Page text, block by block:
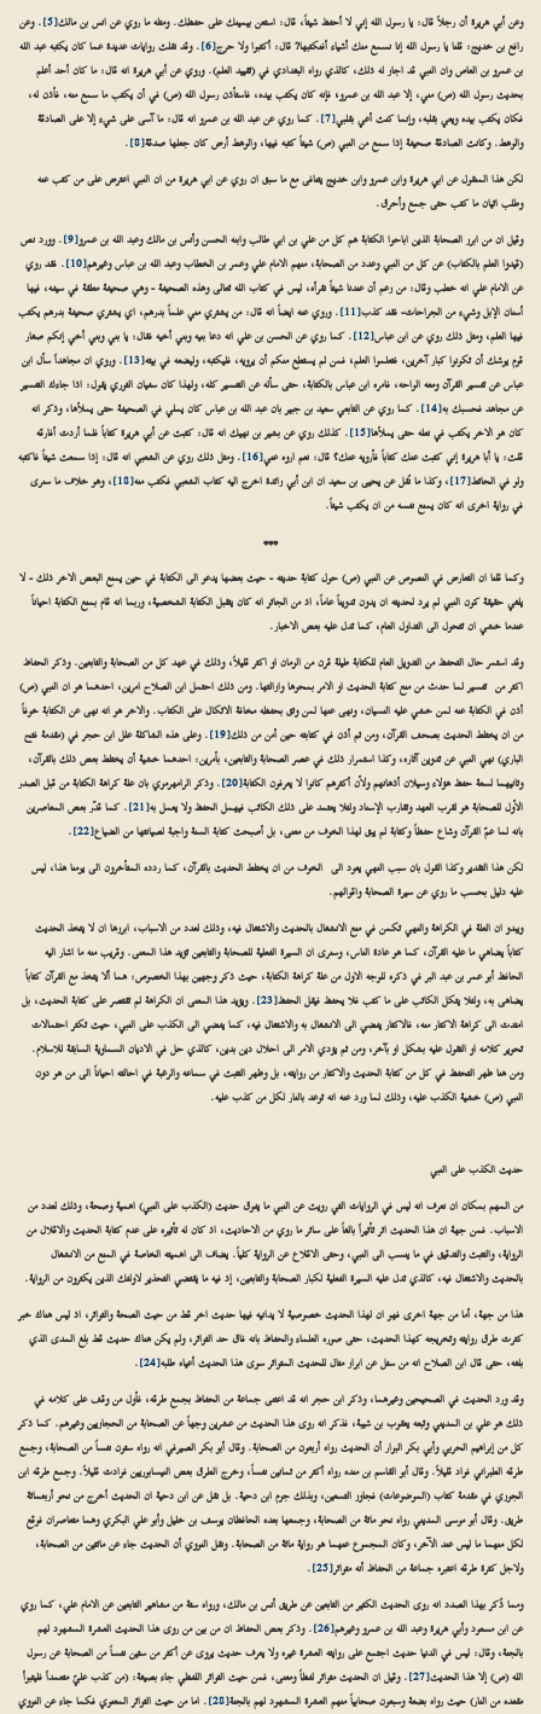
وعن أبي هريرة أن رجلاً قال: يا رسول الله إني لا أحفظ شيئاً، قال: استعن بيمينك على حفظك. ومثله ما روي عن انس بن مالك[5]
. وعن
رافع بن خديج: قلنا يا رسول الله إنا نسمع منك أشياء أفنكتبها? قال: أكتبوا ولا حرج[6]
. وقد نقلت روايات عديدة عما كان يكتبه عبد الله
بن عمرو بن العاص وان النبي قد اجاز له ذلك، كالذي رواه البغدادي في (تقييد العلم). وروي عن أبي هريرة انه قال: ما كان أحد أعلم
بحديث رسول الله (ص) مني، إلا عبد الله بن عمرو؛ فإنه كان يكتب بيده، فاستأذن رسول الله (ص) في أن يكتب ما سمع منه، فأذن له،
فكان يكتب بيده ويعي بقلبه، وإنما كنت أعي بقلبي[7]
. كما روي عن عبد الله بن عمرو انه قال: ما آسى على شيء إلا على الصادقة
والوهط. وكانت الصادقة صحيفة إذا سمع من النبي (ص) شيئاً كتبه فيها، والوهط أرض كان جعلها صدقة[8]
.
لكن هذا المنقول عن ابي هريرة وابن عمرو وابن خديج يتنافى مع ما سبق ان روي عن ابي هريرة من ان النبي اعترض على من كتب عنه
وطلب اتيان ما كتب حتى جمع وأحرق.
وقيل ان من ابرز الصحابة الذين اباحوا الكتابة هم كل من علي بن ابي طالب وابنه الحسن وأنس بن مالك وعبد الله بن عمرو[9]
. وورد نص
(قيدوا العلم بالكتاب) عن كل من النبي وعدد من الصحابة، منهم الامام علي وعمر بن الخطاب وعبد الله بن عباس وغيرهم[10]
. فقد روي
عن الامام علي انه خطب وقال: من زعم أن عندنا شيئاً نقرأه، ليس في كتاب الله تعالى وهذه الصحيفة - وهي صحيفة معلقة في سيفه، فيها
أسنان الإبل وشيء من الجراحات- فقد كذب[11]
. وروي عنه ايضاً انه قال: من يشتري مني علماً بدرهم، اي يشتري صحيفة بدرهم يكتب
فيها العلم، ومثل ذلك روي عن ابن عباس[12]
. كما روي عن الحسن بن علي انه دعا بنيه وبني أخيه فقال: يا بني وبني أخي إنكم صغار
قوم يوشك أن تكونوا كبار آخرين، فتعلموا العلم؛ فمن لم يستطع منكم أن يرويه، فليكتبه، وليضعه في بيته[13]
. وروي ان مجاهداً سأل ابن
عباس عن تفسير القرآن ومعه الواحه، فامره ابن عباس بالكتابة، حتى سأله عن التفسير كله، ولهذا كان سفيان الثوري يقول: اذا جاءك التفسير
عن مجاهد فحسبك به[14]
. كما روي عن التابعي سعيد بن جبير بان عبد الله بن عباس كان يملي في الصحيفة حتى يملأها، وذكر انه
كان هو الاخر يكتب في نعله حتى يملأها[15]
. كذلك روي عن بشير بن نهيك انه قال: كتبت عن أبي هريرة كتاباً فلما أردت أفارقه
قلت: يا أبا هريرة إني كتبت عنك كتاباً فأرويه عنك؟ قال: نعم اروه عني[16]
. ومثل ذلك روي عن الشعبي انه قال: إذا سمعت شيئاً فاكتبه
ولو في الحائط[17] ، وكذا ما نُقل عن يحيى بن سعيد ان ابن أبي زائدة اخرج اليه كتاب الشعبي فكتب منه[18]
، وهو خلاف ما سنرى
في رواية اخرى انه كان يمنع نفسه من ان يكتب شيئاً.
***
وكما قلنا ان التعارض في النصوص عن النبي (ص) حول كتابة حديثه - حيث بعضها يدعو الى الكتابة في حين يمنع البعض الاخر ذلك - لا
يلغي حقيقة كون النبي لم يرد لحديثه ان يدون تدويناً عاماً، اذ من الجائز انه كان يتقبل الكتابة الشخصية، وربما انه قام بمنع الكتابة احياناً
عندما خشي ان تتحول الى التداول العام، كما تدل عليه بعض الاخبار.
وقد استمر حال التحفظ من التدويل العام للكتابة طيلة قرن من الزمان او اكثر قليلاً، وذلك في عهد كل من الصحابة والتابعين. وذكر الحفاظ
اكثر من تفسير لما حدث من منع كتابة الحديث او الامر بمحوها وازالتها. ومن ذلك احتمل ابن الصلاح امرين، احدهما هو ان النبي (ص)
أذن في الكتابة عنه لمن خشي عليه النسيان، ونهى عنها لمن وثق بحفظه مخافة الاتكال على الكتاب. والاخر هو انه نهى عن الكتابة خوفاً
من ان يختلط الحديث بصحف القرآن، ومن ثم أذن في كتابته حين أمن من ذلك[19]
. وعلى هذه الشاكلة علل ابن حجر في (مقدمة فتح
الباري) نهي النبي عن تدوين آثاره، وكذا استمرار ذلك في عصر الصحابة والتابعين، بأمرين: احدهما خشية أن يختلط بعض ذلك بالقرآن،
وثانيهما لسعة حفظ هؤلاء وسيلان أذهانهم ولأن أكثرهم كانوا لا يعرفون الكتابة[20]
. وذكر الرامهرمزي بان علة كراهة الكتابة من قبل الصدر
الأول للصحابة هو لقرب العهد وتقارب الإسناد ولئلا يعتمد على ذلك الكاتب فيهمل الحفظ ولا يعمل به[21]
. كما قدّر بعض المعاصرين
بانه لما عمّ القرآن وشاع حفظاً وكتابة لم يبق لهذا الخوف من معنى، بل أصبحت كتابة السنة واجبة لصيانتها من الضياع[22]
.
لكن هذا التقدير وكذا القول بان سبب النهي يعود الى الخوف من ان يختلط الحديث بالقرآن، كما ردده المتأخرون الى يومنا هذا، ليس
عليه دليل بحسب ما روي عن سيرة الصحابة واقوالهم.
ويبدو ان العلة في الكراهة والنهي تكمن في منع الانشغال بالحديث والاشتغال فيه، وذلك لعدد من الاسباب، ابرزها ان لا يتخذ الحديث
كتاباً يضاهي ما عليه القرآن، كما هو عادة الناس، وسنرى ان السيرة الفعلية للصحابة والتابعين تؤيد هذا المعنى. وقريب منه ما اشار اليه
الحافظ أبو عمر بن عبد البر في ذكره للوجه الاول من علة كراهة الكتابة، حيث ذكر وجهين بهذا الخصوص: هما ألا يتخذ مع القرآن كتاباً
يضاهى به، ولئلا يتكل الكاتب على ما كتب فلا يحفظ فيقل الحفظ[23]
. ويؤيد هذا المعنى ان الكراهة لم تقتصر على كتابة الحديث، بل
امتدت الى كراهة الاكثار منه، فالاكثار يفضي الى الانشغال به والاشتغال فيه، كما يفضي الى الكذب على النبي، حيث تكثر احتمالات
تحوير كلامه او التقول عليه بشكل او بآخر، ومن ثم يؤدي الامر الى احلال دين بدين، كالذي حل في الاديان السماوية السابقة للاسلام.
ومن هنا ظهر التحفظ في كل من كتابة الحديث والاكثار من روايته، بل وظهر التثبت في سماعه والرغبة في احالته احياناً الى من هو دون
النبي (ص) خشية الكذب عليه، وذلك لما ورد عنه انه توعد بالنار لكل من كذب عليه.
حديث الكذب على النبي
من المهم بمكان ان نعرف انه ليس في الروايات التي رويت عن النبي ما يفوق حديث (الكذب على النبي) اهمية وصحة، وذلك لعدد من
الاسباب. فمن جهة ان هذا الحديث اثر تأثيراً بالغاً على سائر ما روي من الاحاديث، اذ كان له تأثيره على عدم كتابة الحديث والاقلال من
الرواية، والتثبت والتدقيق في ما ينسب الى النبي، وحتى الاقلاع عن الرواية كلياً. يضاف الى اهميته الخاصة في المنع من الانشغال
بالحديث والاشتغال فيه، كالذي تدل عليه السيرة الفعلية لكبار الصحابة والتابعين، إذ فيه ما يقتضي التحذير لاولئك الذين يكثرون من الرواية.
هذا من جهة، أما من جهة اخرى فهو ان لهذا الحديث خصوصية لا يدانيه فيها حديث اخر قط من حيث الصحة والتواتر، اذ ليس هناك خبر
كثرت طرق روايته وتخريجه كهذا الحديث، حتى صوره العلماء والحفاظ بانه فاق حد التواتر، ولم يكن هناك حديث قط بلغ المدى الذي
بلغه، حتى قال ابن الصلاح انه من سئل عن ابراز مثال للحديث المتواتر سوى هذا الحديث أعياه طلبه[24]
.
وقد ورد الحديث في الصحيحين وغيرهما، وذكر ابن حجر انه قد اعتنى جماعة من الحفاظ بجمع طرقه، فأول من وقف على كلامه في
ذلك هو علي بن المديني وتبعه يعقوب بن شيبة، فذكر انه روى هذا الحديث من عشرين وجهاً عن الصحابة من الحجازيين وغيرهم. كما ذكر
كل من إبراهيم الحربي وأبي بكر البزار أن الحديث رواه أربعون من الصحابة. وقال أبو بكر الصيرفي انه رواه ستون نفساً من الصحابة، وجمع
طرقه الطبراني فزاد قليلاً. وقال أبو القاسم بن منده رواه أكثر من ثمانين نفساً، وخرج الطرق بعض النيسابوريين فزادت قليلاً. وجمع طرقه ابن
الجوزي في مقدمة كتاب (الموضوعات) فجاوز التسعين، وبذلك جزم ابن دحية. بل نقل عن ابن دحية ان الحديث أخرج من نحو أربعمائة
طريق. وقال أبو موسى المديني رواه نحو مائة من الصحابة، وجمعها بعده الحافظان يوسف بن خليل وأبو علي البكري وهما متعاصران فوقع
لكل منهما ما ليس عند الآخر، وكان المجموع عنهما هو رواية مائة من الصحابة. ونقل النووي أن الحديث جاء عن مائتين من الصحابة،
ولاجل كثرة طرقه اعتبره جماعة من الحفاظ أنه متواتر[25]
.
ومما ذُكر بهذا الصدد انه روى الحديث الكثير من التابعين عن طريق أنس بن مالك، ورواه ستة من مشاهير التابعين عن الامام علي، كما روي
عن ابن مسعود وأبي هريرة وعبد الله بن عمرو وغيرهم[26]
. وذكر بعض الحفاظ ان من بين من روى هذا الحديث العشرة المشهود لهم
بالجنة، وقال: ليس في الدنيا حديث اجتمع على روايته العشرة غيره ولا يعرف حديث يروى عن أكثر من ستين نفساً من الصحابة عن رسول
الله (ص) إلا هذا الحديث[27]
. وقيل ان الحديث متواتر لفظاً ومعنى، فمن حيث التواتر اللفظي جاء بصيغة: (من كذب عليّ متعمداً فليتبوأ
مقعده من النار) حيث رواه بضعة وسبعون صحابياً منهم العشرة المشهود لهم بالجنة[28] . اما من حيث التواتر المعنوي فكما جاء عن النووي